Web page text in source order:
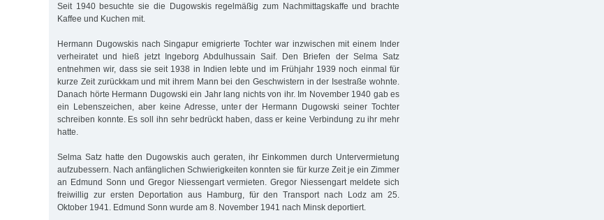
Seit 1940 besuchte sie die Dugowskis regelmäßig zum Nachmittagskaffe und brachte
Kaffee und Kuchen mit.
Hermann Dugowskis nach Singapur emigrierte Tochter war inzwischen mit einem Inder
verheiratet und hieß jetzt Ingeborg Abdulhussain Saif. Den Briefen der Selma Satz
entnehmen wir, dass sie seit 1938 in Indien lebte und im Frühjahr 1939 noch einmal für
kurze Zeit zurückkam und mit ihrem Mann bei den Geschwistern in der Isestraße wohnte.
Danach hörte Hermann Dugowski ein Jahr lang nichts von ihr. Im November 1940 gab es
ein Lebenszeichen, aber keine Adresse, unter der Hermann Dugowski seiner Tochter
schreiben konnte. Es soll ihn sehr bedrückt haben, dass er keine Verbindung zu ihr mehr
hatte.
Selma Satz hatte den Dugowskis auch geraten, ihr Einkommen durch Untervermietung
aufzubessern. Nach anfänglichen Schwierigkeiten konnten sie für kurze Zeit je ein Zimmer
an Edmund Sonn und Gregor Niessengart vermieten. Gregor Niessengart meldete sich
freiwillig zur ersten Deportation aus Hamburg, für den Transport nach Lodz am 25.
Oktober 1941. Edmund Sonn wurde am 8. November 1941 nach Minsk deportiert.